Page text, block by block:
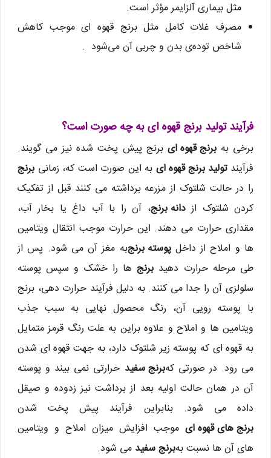
مثل بیماری آلزایمر مؤثر است.
مصرف غلات کامل مثل برنج قهوه ای موجب کاهش
شاخص توده‌ی بدن و چربی آن می‌شود .
فرآیند تولید برنج قهوه ای به چه صورت است؟
برخی بهبرنج قهوه ای برنج پیش پخت شده نیز می گویند.
فرآیندتولید برنج قهوه ای به این صورت است که، زمانی برنج
را در حالت شلتوک از مزرعه برداشته می کنند قبل از تفکیک
کردن شلتوک ازدانه برنج، آن را با آب داغ یا بخار آب،
مقداری حرارت می دهند. این حرارت موجب انتقال ویتامین
ها و املاح از داخلپوسته برنجبه مغز آن می شود. پس از
طی مرحله حرارت دهید برنجها را خشک و سپس پوسته
سلولزی آن را جدا می کنند. به دلیل فرآیند حرارت دهی، برنج
با پوسته رویی آن، رنگ محصول نهایی به سبب جذب
ویتامین ها و املاح و علاوه براین به علت رنگ قرمز متمایل
به قهوه ای که پوسته زیر شلتوک دارد، به جهت قهوه ای شدن
می رود. در صورتی کهبرنج سفید حرارتی نمی بیند و پوسته
آن در همان حالت اولیه بعد از برداشت نیز زدوده و صیقل
داده می شود. بنابراین فرآیند پیش پخت شدن
برنج های قهوه ای موجب افزایش میزان املاح و ویتامین
های آن ها نسبت بهبرنج سفید می شود.